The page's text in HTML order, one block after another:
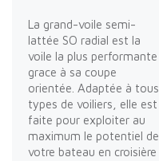
La grand-voile semi-
lattée SO radial est la
voile la plus performante
grace à sa coupe
orientée. Adaptée à tous
types de voiliers, elle est
faite pour exploiter au
maximum le potentiel de
votre bateau en croisière